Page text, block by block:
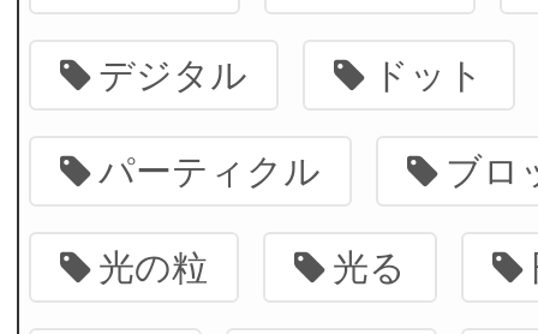
デジタル ドット
パーティクル ブロ
光の粒 光る